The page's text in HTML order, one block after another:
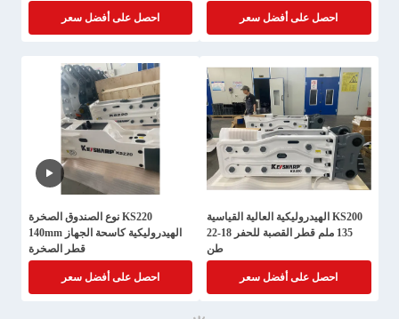
احصل على أفضل سعر احصل على أفضل سعر
KS200 الهيدروليكية العالية القياسية
135 ملم قطر القصبة للحفر 18-22
طن
احصل على أفضل سعر
KS220 نوع الصندوق الصخرة
الهيدروليكية كاسحة الجهاز 140mm
قطر الصخرة
احصل على أفضل سعر